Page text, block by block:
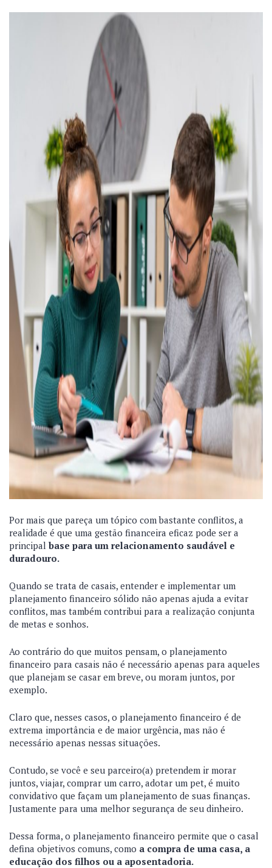
Por mais que pareça um tópico com bastante conflitos, a
realidade é que uma gestão financeira eficaz pode ser a
principal base para um relacionamento saudável e
duradouro.
Quando se trata de casais, entender e implementar um
planejamento financeiro sólido não apenas ajuda a evitar
conflitos, mas também contribui para a realização conjunta
de metas e sonhos.
Ao contrário do que muitos pensam, o planejamento
financeiro para casais não é necessário apenas para aqueles
que planejam se casar em breve, ou moram juntos, por
exemplo.
Claro que, nesses casos, o planejamento financeiro é de
extrema importância e de maior urgência, mas não é
necessário apenas nessas situações.
Contudo, se você e seu parceiro(a) pretendem ir morar
juntos, viajar, comprar um carro, adotar um pet, é muito
convidativo que façam um planejamento de suas finanças.
Justamente para uma melhor segurança de seu dinheiro.
Dessa forma, o planejamento financeiro permite que o casal
defina objetivos comuns, como a compra de uma casa, a
educação dos filhos ou a aposentadoria.